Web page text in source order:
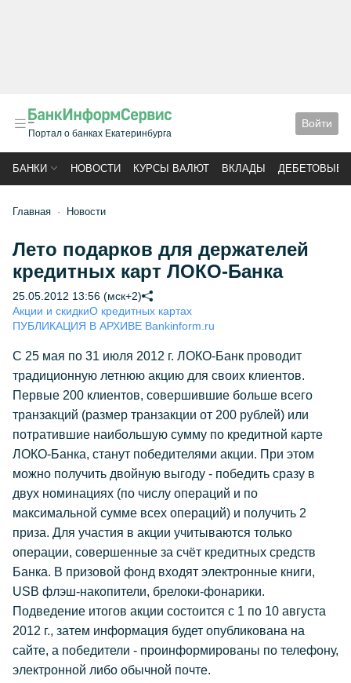
Портал о банках Екатеринбурга
Войти
БАНКИ НОВОСТИ КУРСЫ ВАЛЮТ ВКЛАДЫ ДЕБЕТОВЫЕ
Главная Новости
Лето подарков для держателей
кредитных карт ЛОКО-Банка
25.05.2012 13:56 (мск+2)
Акции и скидкиО кредитных картах
ПУБЛИКАЦИЯ В АРХИВЕ Bankinform.ru
С 25 мая по 31 июля 2012 г. ЛОКО-Банк проводит
традиционную летнюю акцию для своих клиентов.
Первые 200 клиентов, совершившие больше всего
транзакций (размер транзакции от 200 рублей) или
потратившие наибольшую сумму по кредитной карте
ЛОКО-Банка, станут победителями акции. При этом
можно получить двойную выгоду - победить сразу в
двух номинациях (по числу операций и по
максимальной сумме всех операций) и получить 2
приза. Для участия в акции учитываются только
операции, совершенные за счёт кредитных средств
Банка. В призовой фонд входят электронные книги,
USB флэш-накопители, брелоки-фонарики.
Подведение итогов акции состоится с 1 по 10 августа
2012 г., затем информация будет опубликована на
сайте, а победители - проинформированы по телефону,
электронной либо обычной почте.